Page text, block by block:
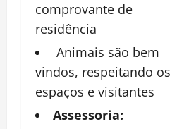
comprovante de
residência
Animais são bem
vindos, respeitando os
espaços e visitantes
Assessoria: